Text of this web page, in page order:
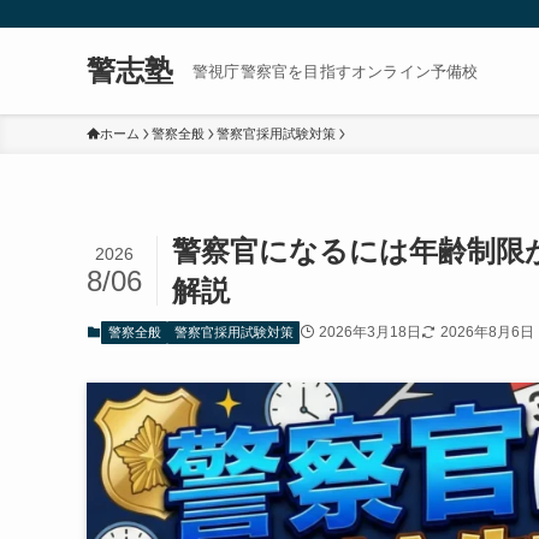
警志塾 警視庁警察官を目指すオンライン予備校
ホーム 警察全般 警察官採用試験対策
警察官になるには年齢制限
解説
2026
8/06
警察全般 警察官採用試験対策 2026年3月18日 2026年8月6日